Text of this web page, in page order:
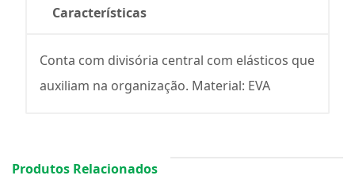
Características
Conta com divisória central com elásticos que
auxiliam na organização. Material: EVA
Produtos Relacionados